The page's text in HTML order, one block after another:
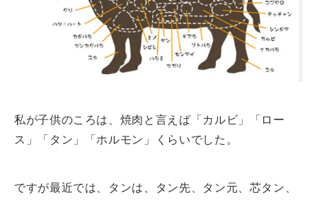
私が子供のころは、焼肉と言えば「カルビ」「ロー
ス」「タン」「ホルモン」くらいでした。
ですが最近では、タンは、タン先、タン元、芯タン、